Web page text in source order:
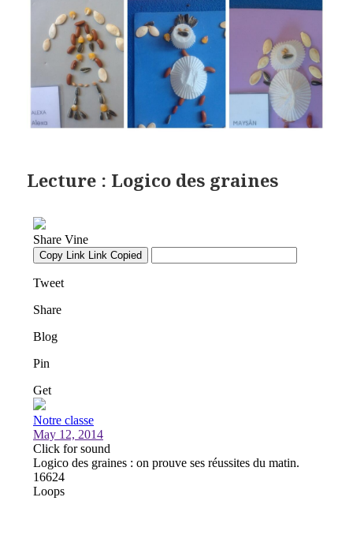
Lecture : Logico des graines